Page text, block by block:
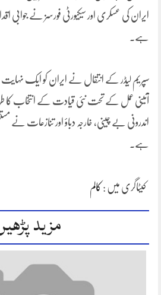
ایران کی عسکری اور سیکیورٹی فورسز نے جوابی
ہے۔
سپریم لیڈر کے انتقال نے ایران کو ایک نہایت
آئینی عمل کے تحت نئی قیادت کے انتخاب کا
اندرونی بے چینی، خارجہ دباؤ اور تنازعات نے
ہے۔
کیٹاگری میں : کالم
مزید